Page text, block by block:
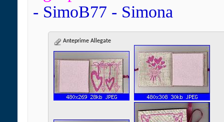
- SimoB77 - Simona
Anteprime Allegate